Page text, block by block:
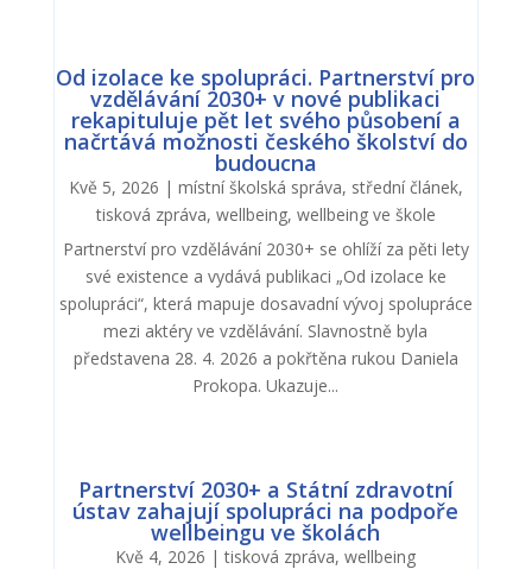
Od izolace ke spolupráci. Partnerství pro
vzdělávání 2030+ v nové publikaci
rekapituluje pět let svého působení a
načrtává možnosti českého školství do
budoucna
Kvě 5, 2026 | místní školská správa, střední článek,
tisková zpráva, wellbeing, wellbeing ve škole
Partnerství pro vzdělávání 2030+ se ohlíží za pěti lety
své existence a vydává publikaci „Od izolace ke
spolupráci“, která mapuje dosavadní vývoj spolupráce
mezi aktéry ve vzdělávání. Slavnostně byla
představena 28. 4. 2026 a pokřtěna rukou Daniela
Prokopa. Ukazuje...
Partnerství 2030+ a Státní zdravotní
ústav zahajují spolupráci na podpoře
wellbeingu ve školách
Kvě 4, 2026 |tisková zpráva,wellbeing